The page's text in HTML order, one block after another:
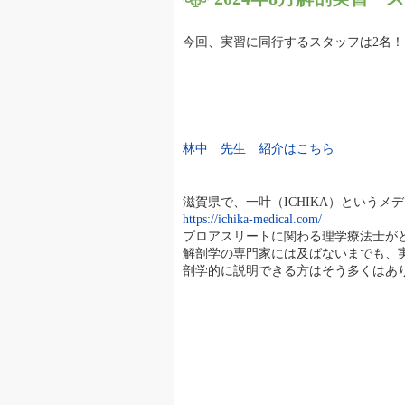
今回、実習に同行するスタッフは2名！
林中 先生 紹介はこちら
滋賀県で、一叶（ICHIKA）というメ
https://ichika-medical.com/
プロアスリートに関わる理学療法士
解剖学の専門家には及ばないまでも
剖学的に説明できる方はそう多くはあ